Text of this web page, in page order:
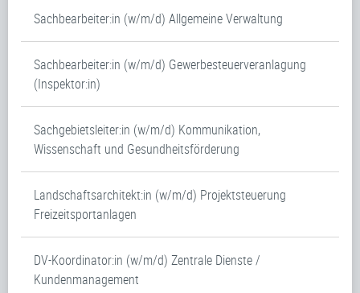
Sachbearbeiter:in (w/m/d) Allgemeine Verwaltung
Sachbearbeiter:in (w/m/d) Gewerbesteuerveranlagung
(Inspektor:in)
Sachgebietsleiter:in (w/m/d) Kommunikation,
Wissenschaft und Gesundheitsförderung
Landschaftsarchitekt:in (w/m/d) Projektsteuerung
Freizeitsportanlagen
DV-Koordinator:in (w/m/d) Zentrale Dienste /
Kundenmanagement